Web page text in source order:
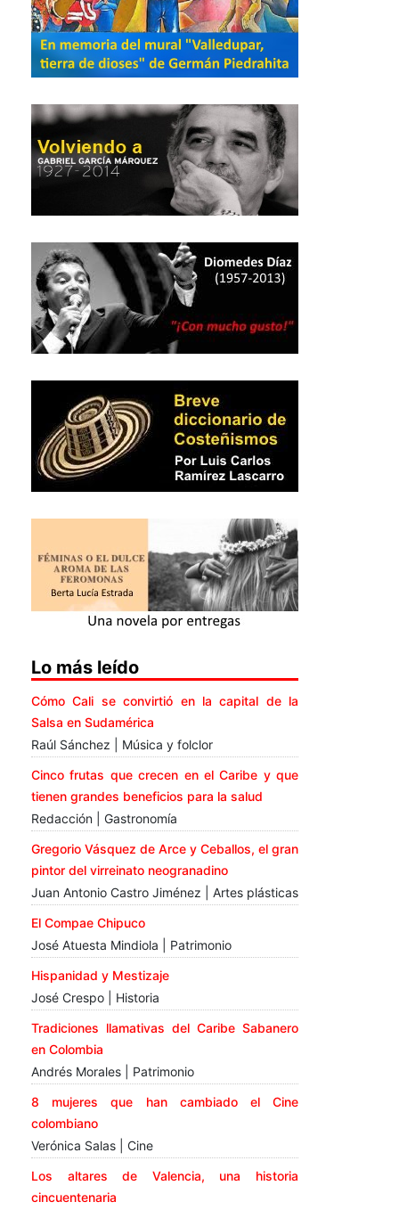
Lo más leído
Cómo Cali se convirtió en la capital de la
Salsa en Sudamérica
Raúl Sánchez | Música y folclor
Cinco frutas que crecen en el Caribe y que
tienen grandes beneficios para la salud
Redacción | Gastronomía
Gregorio Vásquez de Arce y Ceballos, el gran
pintor del virreinato neogranadino
Juan Antonio Castro Jiménez | Artes plásticas
El Compae Chipuco
José Atuesta Mindiola | Patrimonio
Hispanidad y Mestizaje
José Crespo | Historia
Tradiciones llamativas del Caribe Sabanero
en Colombia
Andrés Morales | Patrimonio
8 mujeres que han cambiado el Cine
colombiano
Verónica Salas | Cine
Los altares de Valencia, una historia
cincuentenaria